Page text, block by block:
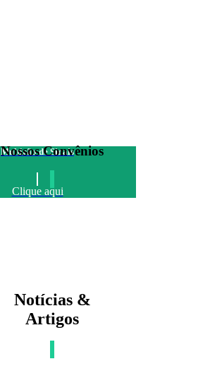
Multirão de Sinais
Clique aqui
Nossos Convênios
Notícias &
Artigos